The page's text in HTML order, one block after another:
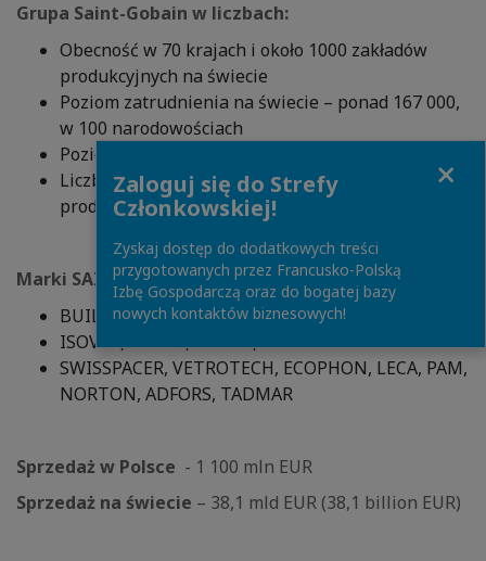
Grupa Saint-Gobain w liczbach:
Obecność w 70 krajach i około 1000 zakładów
produkcyjnych na świecie
Poziom zatrudnienia na świecie – ponad 167 000,
w 100 narodowościach
Poziom zatrudnienia w Polsce – 7200
Liczba zakładów w Polsce – 25 zakładów
produkcyjnych i 51 punktów dystrybucji
Marki SAINT-GOBAIN w Polsce:
BUILDING GLASS, GLASSOLUTIONS, SEKURIT
ISOVER, RIGIPS, WEBER, ISOROC
SWISSPACER, VETROTECH, ECOPHON, LECA, PAM,
NORTON, ADFORS, TADMAR
Sprzedaż w Polsce - 1 100 mln EUR
Sprzedaż na świecie – 38,1 mld EUR (38,1 billion EUR)
Zaloguj się do Strefy
Członkowskiej!
Zyskaj dostęp do dodatkowych treści
przygotowanych przez Francusko-Polską
Izbę Gospodarczą oraz do bogatej bazy
nowych kontaktów biznesowych!